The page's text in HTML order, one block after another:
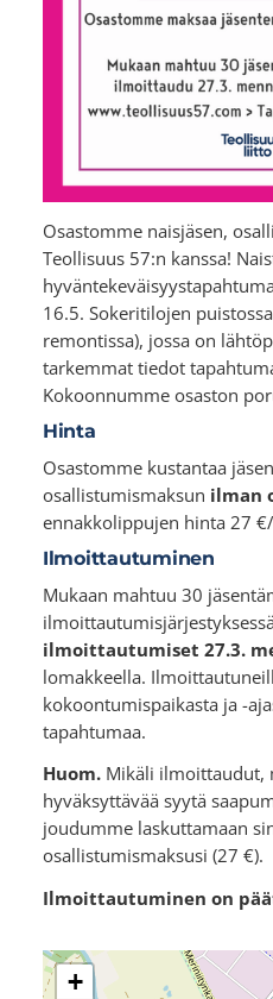
Osastomme naisjäsen,
Teollisuus 57:n kanssa!
16.5. Sokeritilojen
remontissa), jossa on
tarkemmat tiedot
Kokoonnumme osaston
Hinta
Osastomme kustantaa
osallistumismaksun ilman
ennakkolippujen hinta 27
Ilmoittautuminen
Mukaan mahtuu 30
ilmoittautumiset 27.3.
lomakkeella.
kokoontumispaikasta ja -
tapahtumaa.
Huom.Mikäli ilmoittaudut,
hyväksyttävää syytä
joudumme laskuttamaan
osallistumismaksusi (27 €).
Ilmoittautuminen on
+